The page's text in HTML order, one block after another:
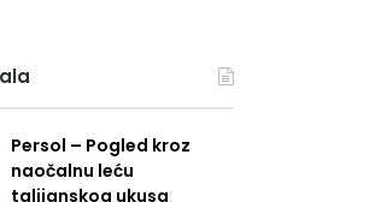
Persol – Pogled kroz
naočalnu leću
talijanskog ukusa